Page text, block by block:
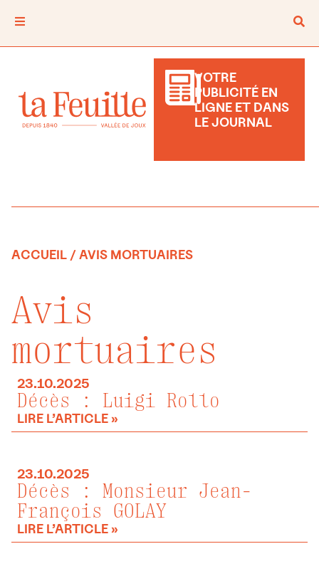
VOTRE
PUBLICITÉ EN
LIGNE ET DANS
LE JOURNAL
ACCUEIL / AVIS MORTUAIRES
Avis
mortuaires
23.10.2025
Décès : Luigi Rollo
LIRE L’ARTICLE »
23.10.2025
Décès : Monsieur Jean-
François GOLAY
LIRE L’ARTICLE »